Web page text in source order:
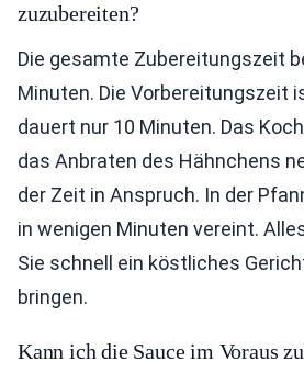
zuzubereiten?
Die gesamte Zubereitungszeit
Minuten. Die Vorbereitungszeit
dauert nur 10 Minuten. Das
das Anbraten des Hähnchens
der Zeit in Anspruch. In der
in wenigen Minuten vereint.
Sie schnell ein köstliches
bringen.
Kann ich die Sauce im Voraus